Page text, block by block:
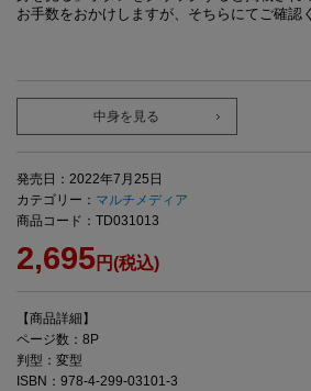
お手数をおかけしますが、そちらにてご確認
中身を見る
発売日：2022年7月25日
カテゴリー： マルチメディア
商品コード：TD031013
2,695円(税込)
【商品詳細】
ページ数：8P
判型：変型
ISBN：978-4-299-03101-3